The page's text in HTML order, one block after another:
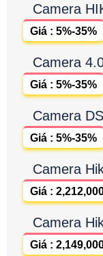
Camera
Giá : 5%-35%
Camera
Giá : 5%-35%
Camera
Giá : 5%-35%
Camera
Giá :
Camera
Giá :